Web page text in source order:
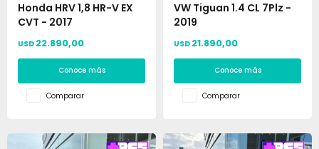
Honda HRV 1,8 HR-V EX
CVT - 2017
USD 22.890,00
Conoce más
Comparar
VW Tiguan 1.4 CL 7Plz -
2019
USD 21.890,00
Conoce más
Comparar